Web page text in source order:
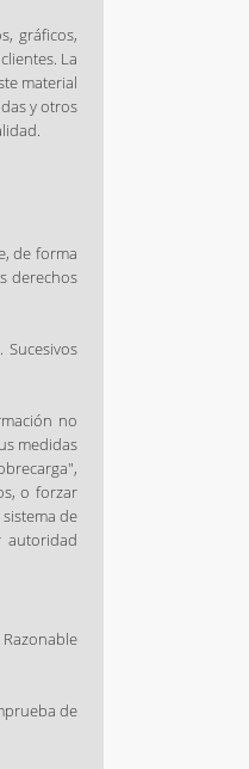
gráficos,
La
material
y otros
de forma
derechos
no
medidas
o forzar
de
autoridad
de